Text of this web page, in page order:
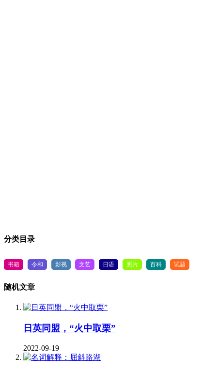
分类目录
书籍 令和 影视 文艺 日语 照片 百科 试题
随机文章
日英同盟，“火中取栗”
2022-09-19